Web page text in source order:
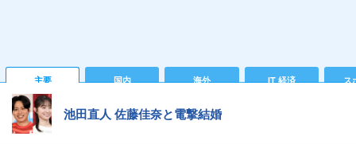
主要 国内 海外 IT 経済 ス
池田直人 佐藤佳奈と電撃結婚